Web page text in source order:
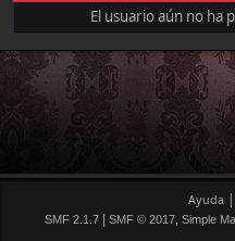
El usuario aún no ha
Ayuda |
SMF 2.1.7| SMF © 2017, Simple